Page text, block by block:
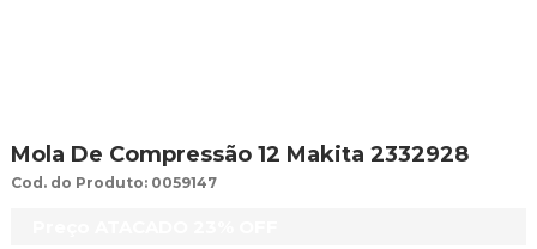
Mola De Compressão 12 Makita 2332928
Cod. do Produto: 0059147